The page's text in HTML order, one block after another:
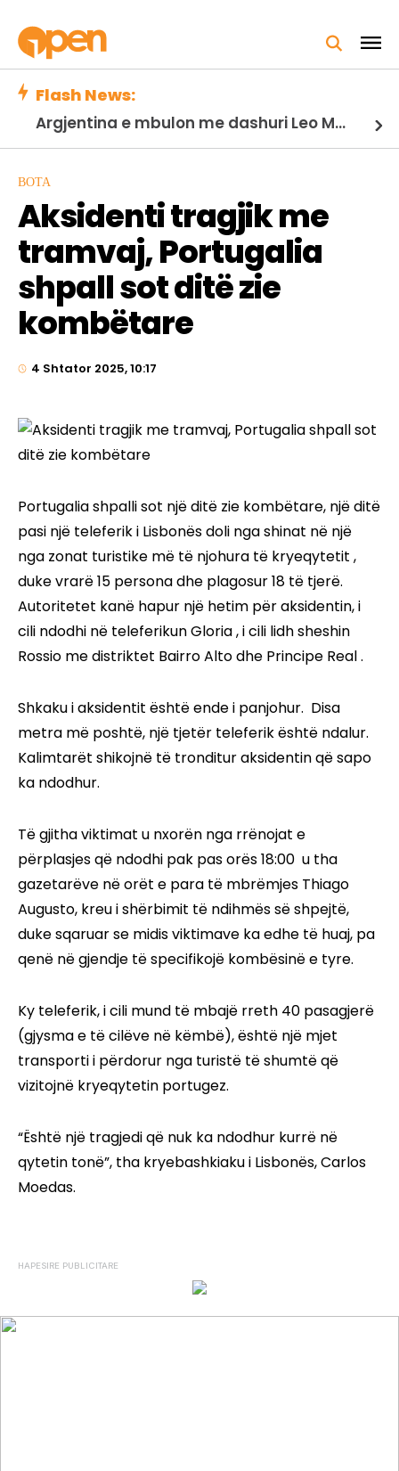
Flash News:
Argjentina e mbulon me dashuri Leo Messin pas vdekjes së babait të tij…
BOTA
Aksidenti tragjik me
tramvaj, Portugalia
shpall sot ditë zie
kombëtare
4 Shtator 2025, 10:17
Portugalia shpalli sot një ditë zie kombëtare, një ditë
pasi një teleferik i Lisbonës doli nga shinat në një
nga zonat turistike më të njohura të kryeqytetit ,
duke vrarë 15 persona dhe plagosur 18 të tjerë.
Autoritetet kanë hapur një hetim për aksidentin, i
cili ndodhi në teleferikun Gloria , i cili lidh sheshin
Rossio me distriktet Bairro Alto dhe Principe Real .
Shkaku i aksidentit është ende i panjohur. Disa
metra më poshtë, një tjetër teleferik është ndalur.
Kalimtarët shikojnë të tronditur aksidentin që sapo
ka ndodhur.
Të gjitha viktimat u nxorën nga rrënojat e
përplasjes që ndodhi pak pas orës 18:00 u tha
gazetarëve në orët e para të mbrëmjes Thiago
Augusto, kreu i shërbimit të ndihmës së shpejtë,
duke sqaruar se midis viktimave ka edhe të huaj, pa
qenë në gjendje të specifikojë kombësinë e tyre.
Ky teleferik, i cili mund të mbajë rreth 40 pasagjerë
(gjysma e të cilëve në këmbë), është një mjet
transporti i përdorur nga turistë të shumtë që
vizitojnë kryeqytetin portugez.
“Është një tragjedi që nuk ka ndodhur kurrë në
qytetin tonë”, tha kryebashkiaku i Lisbonës, Carlos
Moedas.